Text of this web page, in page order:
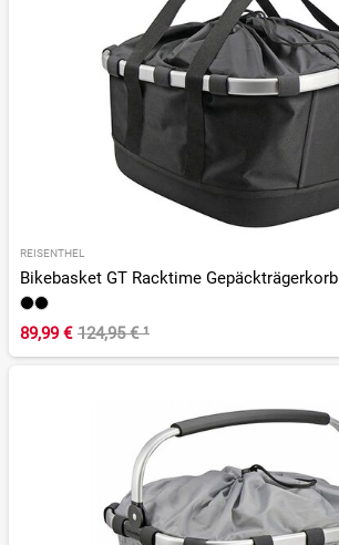
REISENTHEL
Bikebasket GT Racktime Gepäckträgerkorb
89,99 € 124,95 €¹